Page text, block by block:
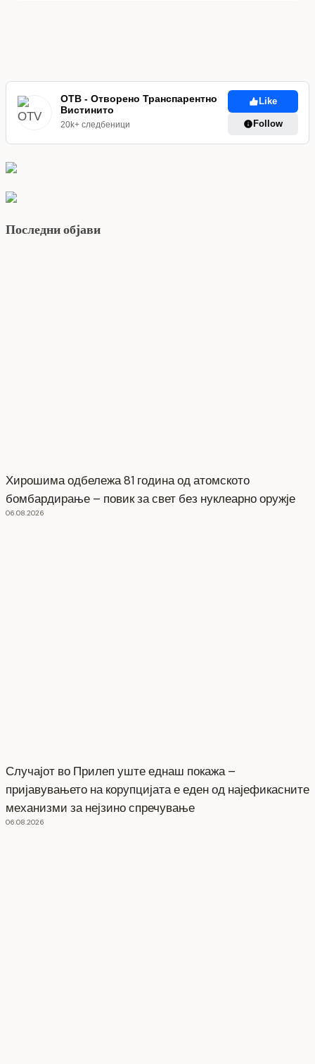
ОТВ - Отворено Транспарентно
Вистинито
20k+ следбеници
Like
Follow
Последни објави
Хирошима одбележа 81 година од атомското
бомбардирање – повик за свет без нуклеарно оружје
06.08.2026
Случајот во Прилеп уште еднаш покажа –
пријавувањето на корупцијата е еден од најефикасните
механизми за нејзино спречување
06.08.2026